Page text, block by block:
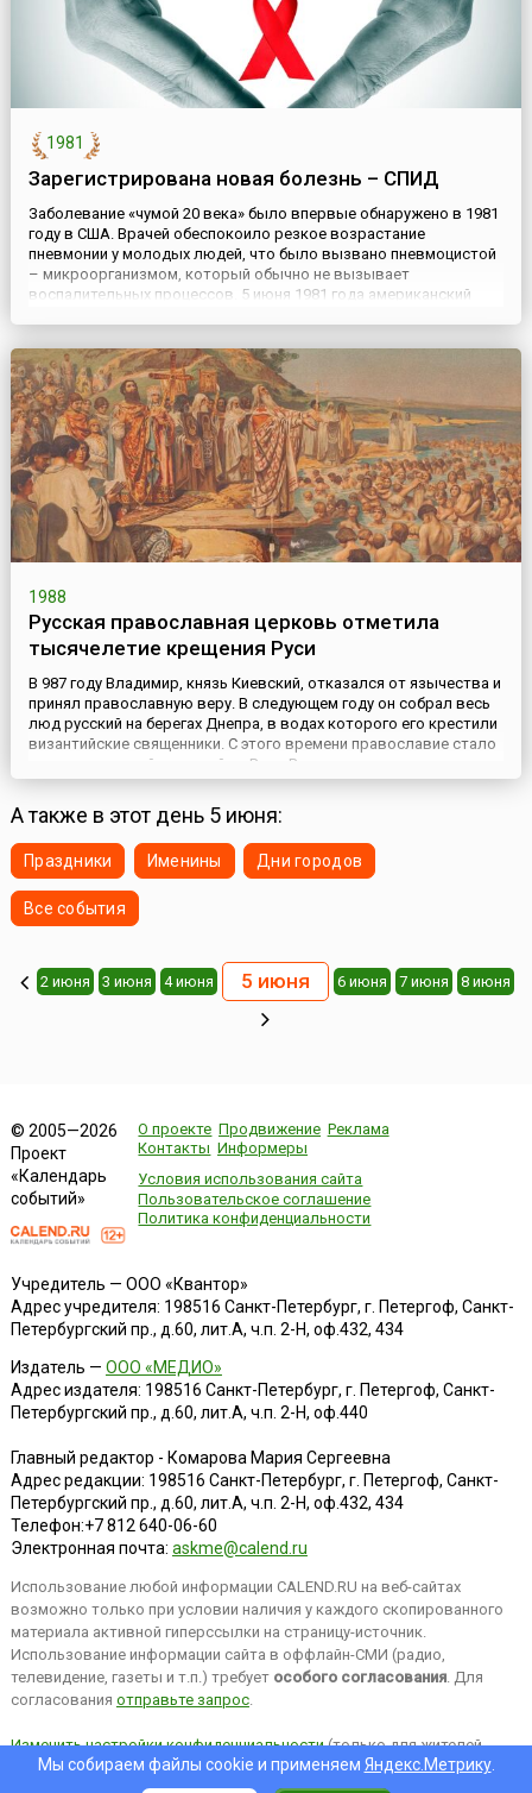
1981
Зарегистрирована новая болезнь – СПИД
Заболевание «чумой 20 века» было впервые обнаружено в 1981
году в США. Врачей обеспокоило резкое возрастание
пневмонии у молодых людей, что было вызвано пневмоцистой
– микроорганизмом, который обычно не вызывает
воспалительных процессов. 5 июня 1981 года американский
систему человек...
1988
Русская православная церковь отметила
тысячелетие крещения Руси
В 987 году Владимир, князь Киевский, отказался от язычества и
принял православную веру. В следующем году он собрал весь
люд русский на берегах Днепра, в водах которого его крестили
византийские священники. С этого времени православие стало
государственной религией на Руси. Во время правления князя
Владимира христианские ценности поддерживались
государственной властью. Киевский князь содействов...
А также в этот день 5 июня:
Праздники Именины Дни городов
Все события
2 июня 3 июня 4 июня 5 июня 6 июня 7 июня 8 июня
© 2005—2026
Проект
«Календарь
событий»
О проекте Продвижение Реклама
Контакты Информеры
Условия использования сайта
Пользовательское соглашение
Политика конфиденциальности
Учредитель — ООО «Квантор»
Адрес учредителя: 198516 Санкт-Петербург, г. Петергоф, Санкт-
Петербургский пр., д.60, лит.А, ч.п. 2-Н, оф.432, 434
Издатель — ООО «МЕДИО»
Адрес издателя: 198516 Санкт-Петербург, г. Петергоф, Санкт-
Петербургский пр., д.60, лит.А, ч.п. 2-Н, оф.440
Главный редактор - Комарова Мария Сергеевна
Адрес редакции: 198516 Санкт-Петербург, г. Петергоф, Санкт-
Петербургский пр., д.60, лит.А, ч.п. 2-Н, оф.432, 434
Телефон:+7 812 640-06-60
Электронная почта: askme@calend.ru
Использование любой информации CALEND.RU на веб-сайтах
возможно только при условии наличия у каждого скопированного
материала активной гиперссылки на страницу-источник.
Использование информации сайта в оффлайн-СМИ (радио,
телевидение, газеты и т.п.) требует особого согласования. Для
согласования отправьте запрос.
Изменить настройки конфиденциальности(только для жителей
EEA).Мы собираем файлы cookie и применяем Яндекс.Метрику.